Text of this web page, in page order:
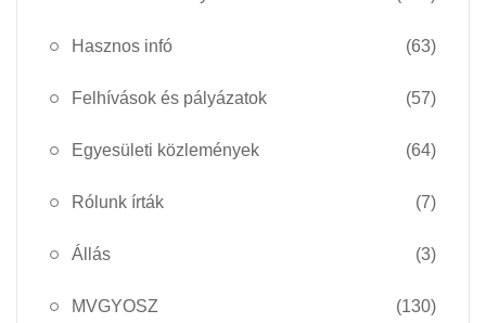
Hasznos infó (63)
Felhívások és pályázatok (57)
Egyesületi közlemények (64)
Rólunk írták (7)
Állás (3)
MVGYOSZ (130)